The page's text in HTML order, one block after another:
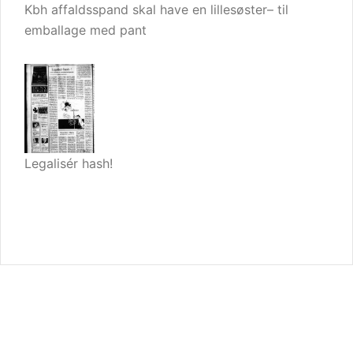
Kbh affaldsspand skal have en lillesøster– til
emballage med pant
Legalisér hash!